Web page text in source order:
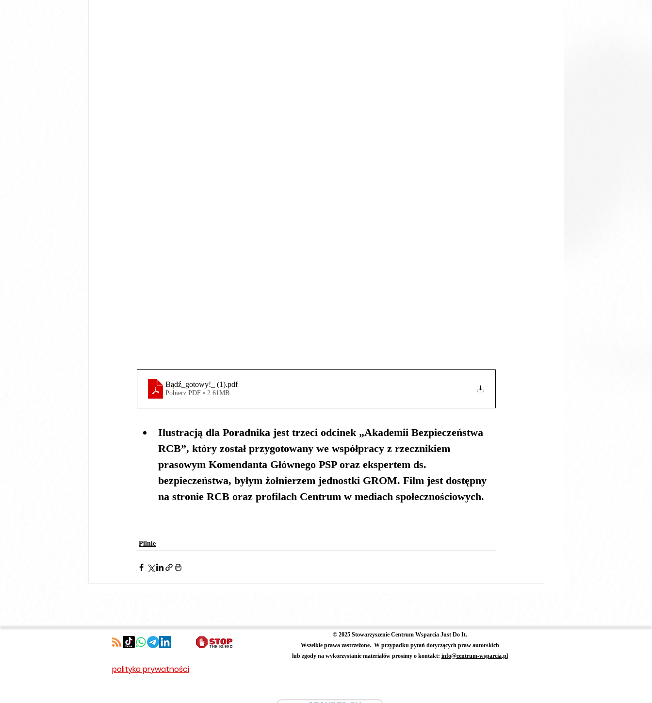
Bądź_gotowy!_ (1).pdf
Pobierz PDF • 2.61MB
Ilustracją dla Poradnika jest trzeci odcinek „Akademii Bezpieczeństwa
RCB”, który został przygotowany we współpracy z rzecznikiem
prasowym Komendanta Głównego PSP oraz ekspertem ds.
bezpieczeństwa, byłym żołnierzem jednostki GROM. Film jest dostępny
na stronie RCB oraz profilach Centrum w mediach społecznościowych.
Pilnie
© 2025 Stowarzyszenie Centrum Wsparcia Just Do It.
Wszelkie prawa zastrzeżone. W przypadku pytań dotyczących praw autorskich
lub zgody na wykorzystanie materiałów prosimy o kontakt: info@centrum-wsparcia.pl
polityka prywatności